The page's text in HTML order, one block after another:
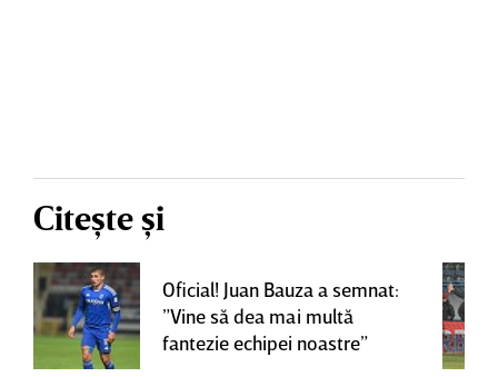
Citește și
Oficial! Juan Bauza a semnat:
”Vine să dea mai multă
fantezie echipei noastre”